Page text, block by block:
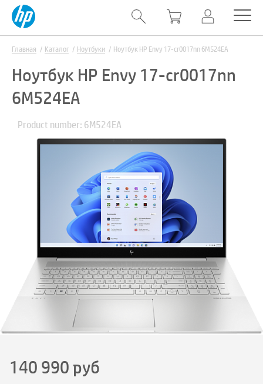
Главная Каталог Ноутбуки Ноутбук HP Envy 17-cr0017nn 6M524EA
Ноутбук HP Envy 17-cr0017nn
6M524EA
Product number: 6M524EA
140 990 руб